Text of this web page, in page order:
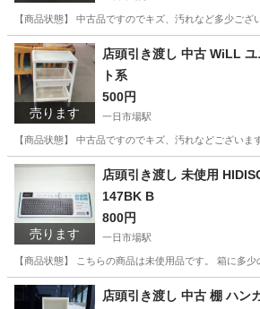
【商品状態】 中古品ですのでキズ、汚れなど多少ご
長野 安曇野市 一日市場駅 椅子
売ります
店頭引き渡し 中古 WiLL
ト系
500円
一日市場駅
【商品状態】 中古品ですのでキズ、汚れなどござい
長野 安曇野市 一日市場駅 収納家具
売ります
店頭引き渡し 未使用
147BK B
800円
一日市場駅
【商品状態】 こちらの商品は未使用品です。 箱に多
長野 安曇野市 一日市場駅 周辺機器
店頭引き渡し 中古 棚 ハン